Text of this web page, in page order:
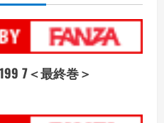
7＜最終巻＞